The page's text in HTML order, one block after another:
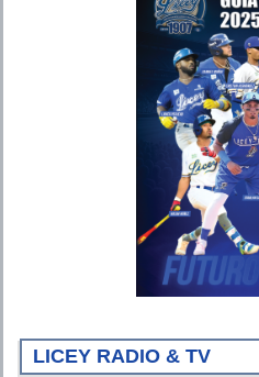
LICEY RADIO & TV